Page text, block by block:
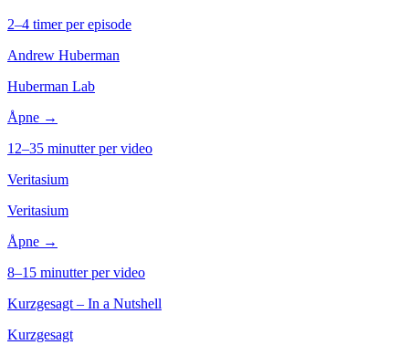
2–4 timer per episode
Andrew Huberman
Huberman Lab
Åpne →
12–35 minutter per video
Veritasium
Veritasium
Åpne →
8–15 minutter per video
Kurzgesagt – In a Nutshell
Kurzgesagt